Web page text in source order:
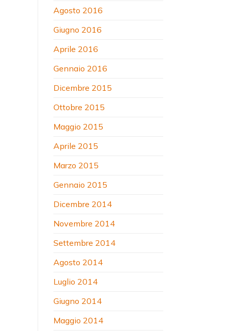
Agosto 2016
Giugno 2016
Aprile 2016
Gennaio 2016
Dicembre 2015
Ottobre 2015
Maggio 2015
Aprile 2015
Marzo 2015
Gennaio 2015
Dicembre 2014
Novembre 2014
Settembre 2014
Agosto 2014
Luglio 2014
Giugno 2014
Maggio 2014